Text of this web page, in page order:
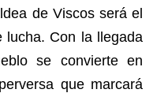
de Viscos será el
lucha. Con la llegada
se convierte en
que marcará